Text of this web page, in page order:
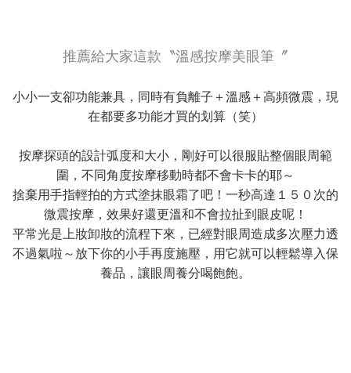
推薦給大家這款〝溫感按摩美眼筆〞
小小一支卻功能兼具，同時有負離子＋溫感＋高頻微震，現
在都要多功能才買的划算（笑）
按摩探頭的設計弧度和大小，剛好可以很服貼整個眼周範
圍，不同角度按摩移動時都不會卡卡的耶～
捨棄用手指輕拍的方式塗抹眼霜了吧！一秒高達１５０次的
微震按摩，效果好還更溫和不會拉扯到眼皮呢！
平常光是上妝卸妝的流程下來，已經對眼周造成多次壓力透
不過氣啦～放下你的小手再度施壓，用它就可以輕鬆導入保
養品，讓眼周養分喝飽飽。